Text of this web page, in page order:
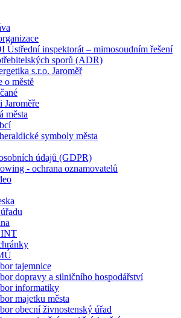
Ústřední inspektorát – mimosoudním řešení
sporů (ADR)
s.r.o. Jaroměř
o městě
Jaroměře
města
symboly města
údajů (GDPR)
- ochrana oznamovatelů
tajemnice
dopravy a silničního hospodářství
informatiky
majetku města
obecní živnostenský úřad